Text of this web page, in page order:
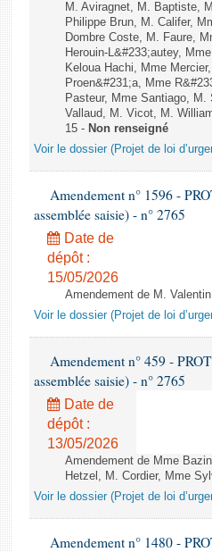
M. Aviragnet, M. Baptiste,
Philippe Brun, M. Califer,
Dombre Coste, M. Faure,
Herouin-L&#233;autey,
Keloua Hachi, Mme
Proen&#231;a, Mme
Pasteur, Mme Santiago,
Vallaud, M. Vicot, M.
15 - Non renseigné
Voir le dossier (Projet de loi
Amendement n° 1596 -
assemblée saisie) - n° 2765
Date de
dépôt :
15/05/2026
Amendement de M.
Voir le dossier (Projet de loi
Amendement n° 459 -
assemblée saisie) - n° 2765
Date de
dépôt :
13/05/2026
Amendement de Mme
Hetzel, M. Cordier, Mme
Voir le dossier (Projet de loi
Amendement n° 1480 -